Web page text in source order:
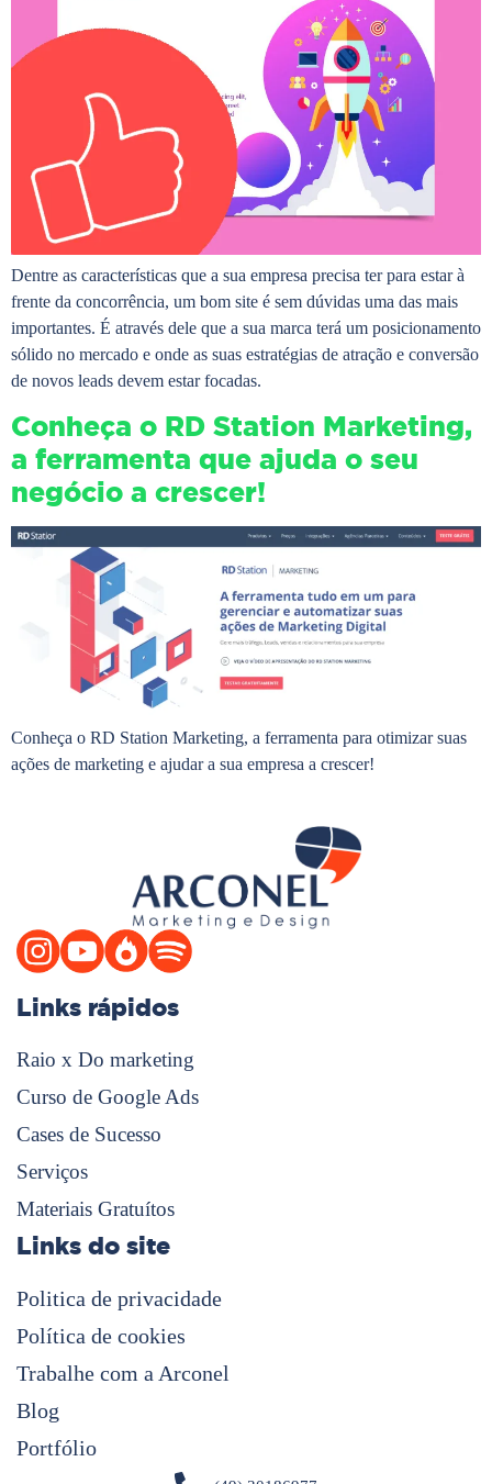
Dentre as características que a sua empresa precisa ter para estar à
frente da concorrência, um bom site é sem dúvidas uma das mais
importantes. É através dele que a sua marca terá um posicionamento
sólido no mercado e onde as suas estratégias de atração e conversão
de novos leads devem estar focadas.
Conheça o RD Station Marketing,
a ferramenta que ajuda o seu
negócio a crescer!
Conheça o RD Station Marketing, a ferramenta para otimizar suas
ações de marketing e ajudar a sua empresa a crescer!
Links rápidos
Raio x Do marketing
Curso de Google Ads
Cases de Sucesso
Serviços
Materiais Gratuítos
Links do site
Politica de privacidade
Política de cookies
Trabalhe com a Arconel
Blog
Portfólio